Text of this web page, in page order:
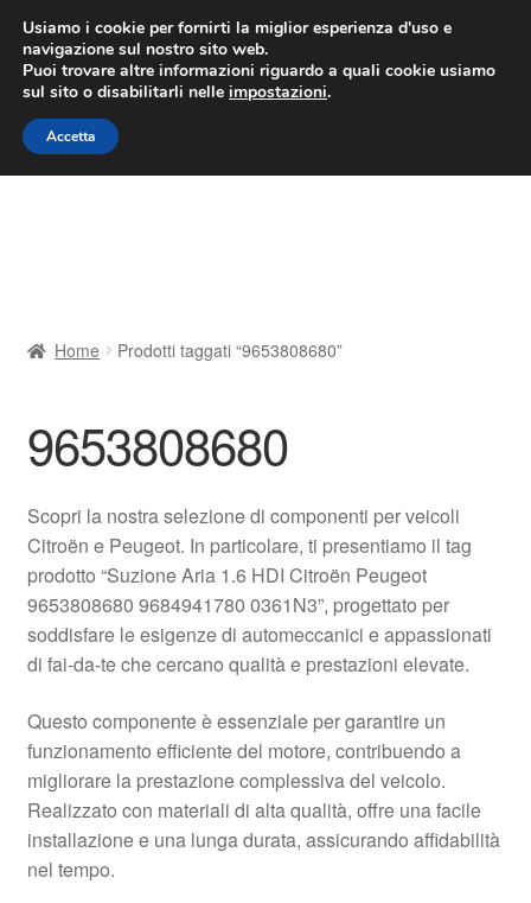
CONSEGNA da 7 EUR
Lun-Ven 9:00 - 16:00/800 580 290
Vai
alla
navigazione
Vai
al
contenuto
Contatto
Il mio account
Pagamenti
Politica sulla riservatezza
Registratore di cassa
Rimostranza
Spedizione in tutto il mondo
Home Prodotti taggati “9653808680”
9653808680
Scopri la nostra selezione di componenti per veicoli
Citroën e Peugeot. In particolare, ti presentiamo il tag
prodotto “Suzione Aria 1.6 HDI Citroën Peugeot
9653808680 9684941780 0361N3”, progettato per
soddisfare le esigenze di automeccanici e appassionati
di fai-da-te che cercano qualità e prestazioni elevate.
Questo componente è essenziale per garantire un
funzionamento efficiente del motore, contribuendo a
migliorare la prestazione complessiva del veicolo.
Realizzato con materiali di alta qualità, offre una facile
installazione e una lunga durata, assicurando affidabilità
nel tempo.
Usiamo i cookie per fornirti la miglior esperienza d'uso e
navigazione sul nostro sito web.
Puoi trovare altre informazioni riguardo a quali cookie usiamo
sul sito o disabilitarli nelle impostazioni.
Accetta